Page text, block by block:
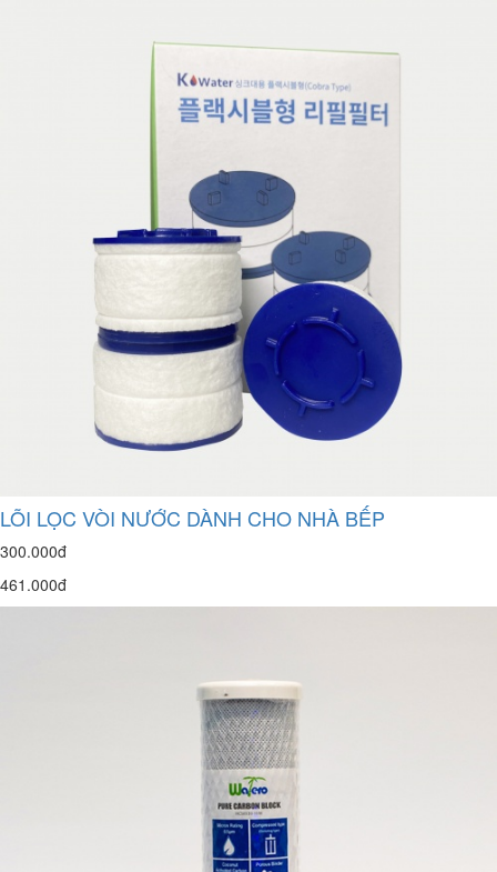
LÕI LỌC VÒI NƯỚC DÀNH CHO NHÀ BẾP
300.000đ
461.000đ